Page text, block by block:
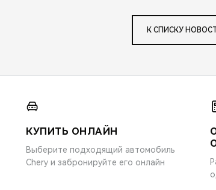
К СПИСКУ
КУПИТЬ ОНЛАЙН
Выберите подходящий автомобиль
Chery и забронируйте его онлайн